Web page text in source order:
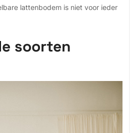
lattenbodem is niet voor ieder
soorten